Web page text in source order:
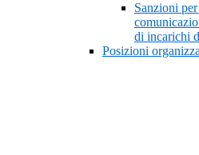
Sanzioni
di incarichi
Posizioni